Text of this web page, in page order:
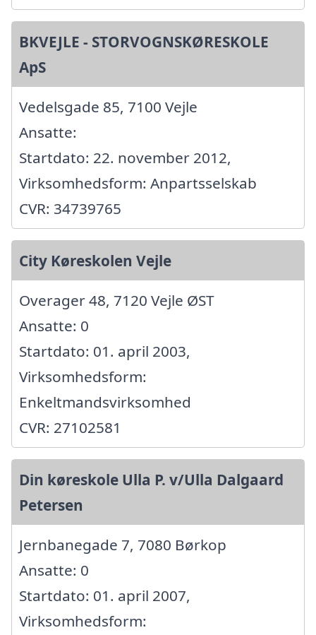
BKVEJLE - STORVOGNSKØRESKOLE
ApS
Vedelsgade 85, 7100 Vejle
Ansatte:
Startdato: 22. november 2012,
Virksomhedsform: Anpartsselskab
CVR: 34739765
City Køreskolen Vejle
Overager 48, 7120 Vejle ØST
Ansatte: 0
Startdato: 01. april 2003,
Virksomhedsform:
Enkeltmandsvirksomhed
CVR: 27102581
Din køreskole Ulla P. v/Ulla Dalgaard
Petersen
Jernbanegade 7, 7080 Børkop
Ansatte: 0
Startdato: 01. april 2007,
Virksomhedsform: